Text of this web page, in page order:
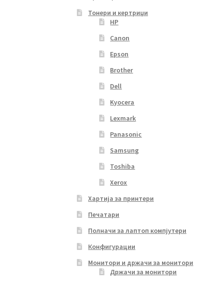
Тонери и кертриџи
HP
Canon
Epson
Brother
Dell
Kyocera
Lexmark
Panasonic
Samsung
Toshiba
Xerox
Хартија за принтери
Печатари
Полначи за лаптоп компјутери
Конфигурации
Монитори и држачи за монитори
Држачи за монитори